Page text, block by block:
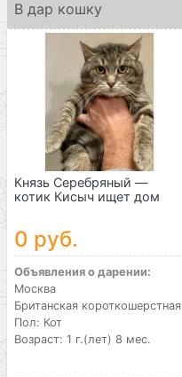
В дар кошку
Князь Серебряный —
котик Кисыч ищет дом
0 руб.
Объявления о дарении:
Москва
Британская короткошерстная
Пол: Кот
Возраст: 1 г.(лет) 8 мес.